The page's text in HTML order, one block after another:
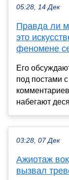
05:28, 14 Дек
Правда ли
это
феномене
Его
под постами
набегают
03:28, 07 Дек
Ажиотаж
вызвал